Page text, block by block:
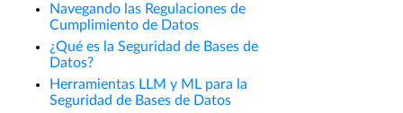
Navegando las Regulaciones de
Cumplimiento de Datos
¿Qué es la Seguridad de Bases de
Datos?
Herramientas LLM y ML para la
Seguridad de Bases de Datos